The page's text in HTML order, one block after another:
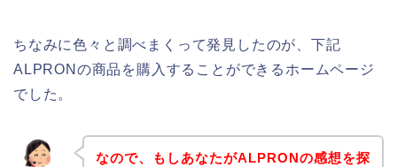
ちなみに色々と調べまくって発見したのが、下記
ALPRONの商品を購入することができるホームページ
でした。
なので、もしあなたがALPRONの感想を探